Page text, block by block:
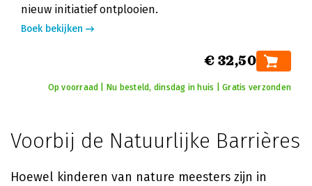
nieuw initiatief ontplooien.
Boek bekijken
€ 32,50
Op voorraad | Nu besteld, dinsdag in huis | Gratis verzonden
Voorbij de Natuurlijke Barrières
Hoewel kinderen van nature meesters zijn in